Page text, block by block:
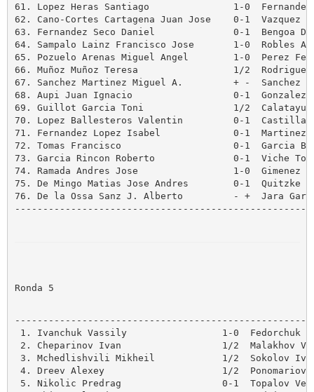
61. Lopez Heras Santiago               1-0  Fernandez
62. Cano-Cortes Cartagena Juan Jose    0-1  Vazquez
63. Fernandez Seco Daniel              0-1  Bengoa
64. Sampalo Lainz Francisco Jose       1-0  Robles
65. Pozuelo Arenas Miguel Angel        1-0  Perez
66. Muñoz Muñoz Teresa                 1/2  Rodriguez
67. Sanchez Martinez Miguel A.         + -  Sanchez
68. Aupi Juan Ignacio                  0-1  Gonzalez
69. Guillot Garcia Toni                1/2  Calatayud
70. Lopez Ballesteros Valentin         0-1
71. Fernandez Lopez Isabel             0-1  Martinez
72. Tomas Francisco                    0-1  Garcia
73. Garcia Rincon Roberto              0-1  Viche
74. Ramada Andres Jose                 1-0  Gimenez
75. De Mingo Matias Jose Andres        0-1  Quitzke
76. De la Ossa Sanz J. Alberto         - +  Jara
Ronda 5
1. Ivanchuk Vassily                 1-0  Fedorchuk
2. Cheparinov Ivan                  1/2  Malakhov
3. Mchedlishvili Mikheil            1/2  Sokolov
4. Dreev Alexey                     1/2  Ponomariov
5. Nikolic Predrag                  0-1  Topalov